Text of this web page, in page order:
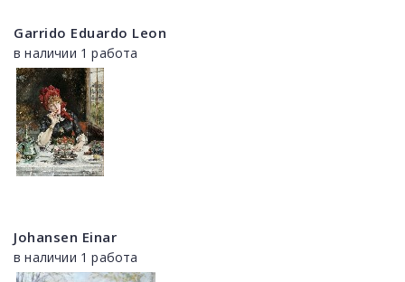
Garrido Eduardo Leon
в наличии 1 работа
Johansen Einar
в наличии 1 работа